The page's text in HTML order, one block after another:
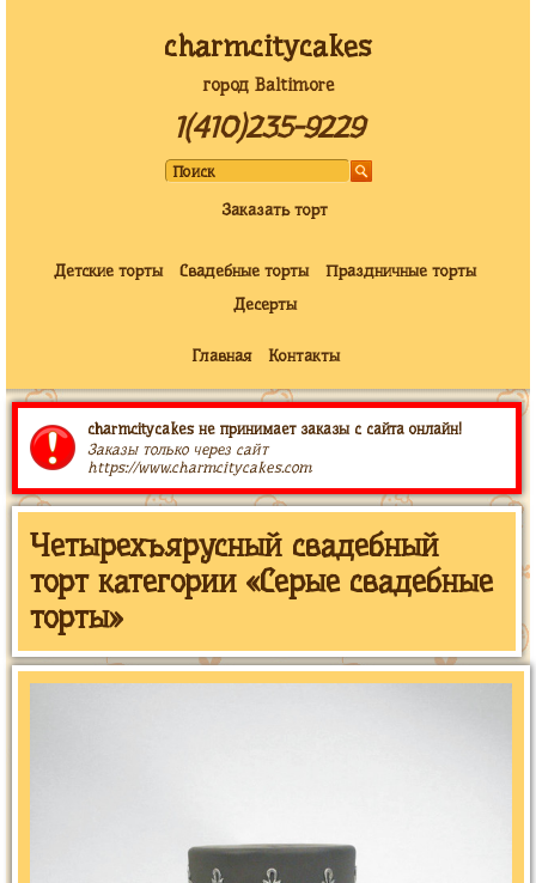
charmcitycakes
город Baltimore
1(410)235-9229
Заказать торт
Детские торты Свадебные торты
Праздничные торты
Десерты
Главная Контакты
charmcitycakes не принимает заказы с сайта онлайн!
Заказы только через сайт
https://www.charmcitycakes.com
Четырехъярусный свадебный
торт категории «Серые свадебные
торты»